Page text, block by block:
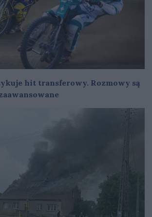
hit transferowy. Rozmowy są